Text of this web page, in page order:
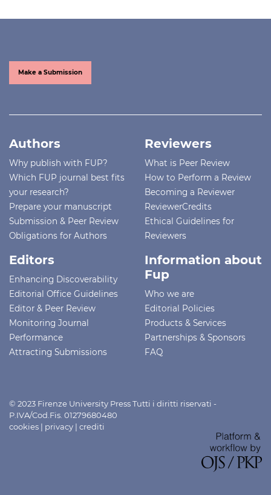
Make a Submission
Authors
Why publish with FUP?
Which FUP journal best fits
your research?
Prepare your manuscript
Submission & Peer Review
Obligations for Authors
Reviewers
What is Peer Review
How to Perform a Review
Becoming a Reviewer
ReviewerCredits
Ethical Guidelines for
Reviewers
Editors
Enhancing Discoverability
Editorial Office Guidelines
Editor & Peer Review
Monitoring Journal
Performance
Attracting Submissions
Information about
Fup
Who we are
Editorial Policies
Products & Services
Partnerships & Sponsors
FAQ
© 2023 Firenze University Press Tutti i diritti riservati -
P.IVA/Cod.Fis. 01279680480
cookies | privacy | crediti